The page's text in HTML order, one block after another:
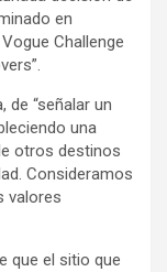
en
Challenge
de “señalar un
una
otros destinos
Consideramos
valores
que el sitio que